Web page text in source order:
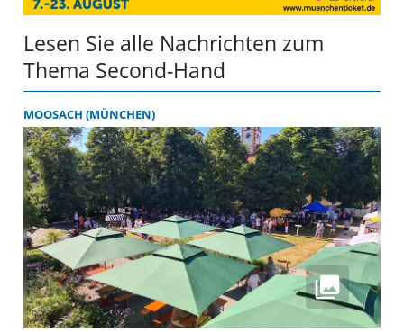
Lesen Sie alle Nachrichten zum
Thema Second-Hand
MOOSACH (MÜNCHEN)